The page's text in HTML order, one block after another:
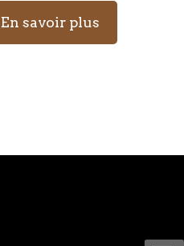
En savoir plus